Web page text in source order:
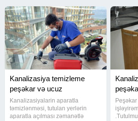
cekilmesi çəkilməsi kanalizasiya
xidmeti santexnik ustası kanalizasiya
kanalizasya xidmeti kanalizasyon
Kanalizasiya temizleme
peşəkar və ucuz
Kanalizasiyalarin aparatla
təmizlənməsi, tutulan yerlərin
aparatla açılması zəmanətlə